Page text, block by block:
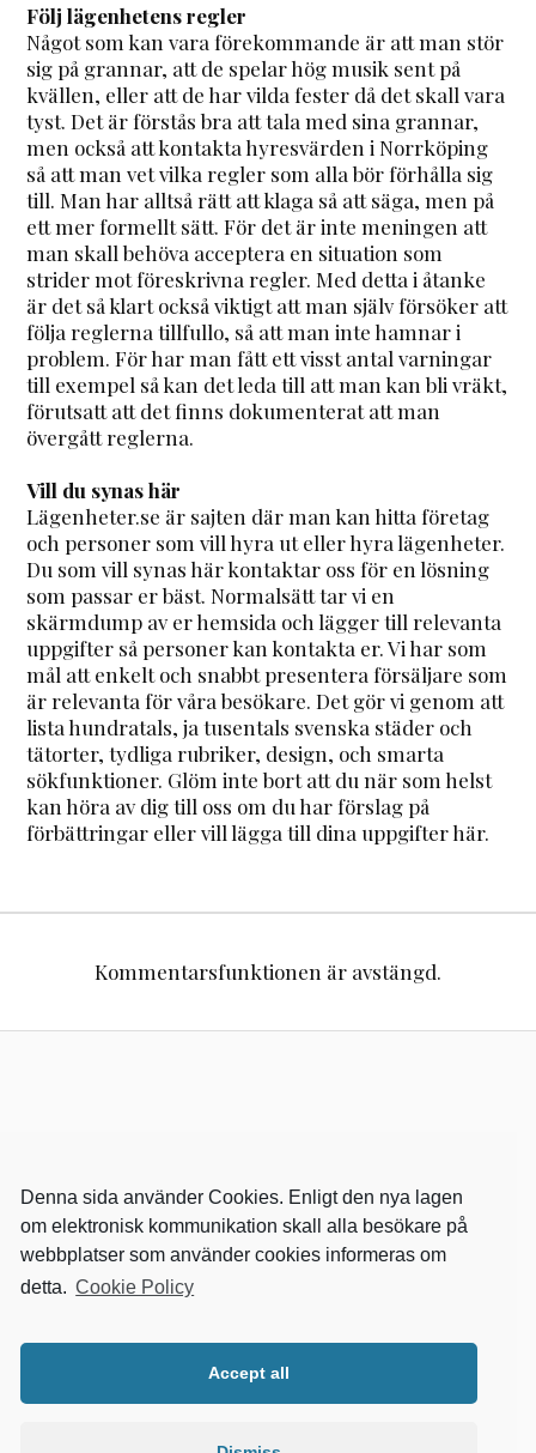
Följ lägenhetens regler
Något som kan vara förekommande är att man stör
sig på grannar, att de spelar hög musik sent på
kvällen, eller att de har vilda fester då det skall vara
tyst. Det är förstås bra att tala med sina grannar,
men också att kontakta hyresvärden i Norrköping
så att man vet vilka regler som alla bör förhålla sig
till. Man har alltså rätt att klaga så att säga, men på
ett mer formellt sätt. För det är inte meningen att
man skall behöva acceptera en situation som
strider mot föreskrivna regler. Med detta i åtanke
är det så klart också viktigt att man själv försöker att
följa reglerna tillfullo, så att man inte hamnar i
problem. För har man fått ett visst antal varningar
till exempel så kan det leda till att man kan bli vräkt,
förutsatt att det finns dokumenterat att man
övergått reglerna.
Vill du synas här
Lägenheter.se är sajten där man kan hitta företag
och personer som vill hyra ut eller hyra lägenheter.
Du som vill synas här kontaktar oss för en lösning
som passar er bäst. Normalsätt tar vi en
skärmdump av er hemsida och lägger till relevanta
uppgifter så personer kan kontakta er. Vi har som
mål att enkelt och snabbt presentera försäljare som
är relevanta för våra besökare. Det gör vi genom att
lista hundratals, ja tusentals svenska städer och
tätorter, tydliga rubriker, design, och smarta
sökfunktioner. Glöm inte bort att du när som helst
kan höra av dig till oss om du har förslag på
förbättringar eller vill lägga till dina uppgifter här.
Kommentarsfunktionen är avstängd.
Denna sida använder Cookies. Enligt den nya lagen
om elektronisk kommunikation skall alla besökare på
webbplatser som använder cookies informeras om
detta. Cookie Policy
Accept all